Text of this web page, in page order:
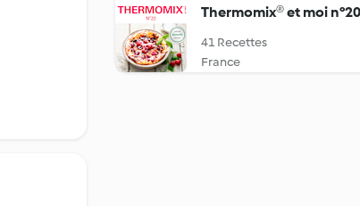
Thermomix® et moi n°20
41 Recettes
France